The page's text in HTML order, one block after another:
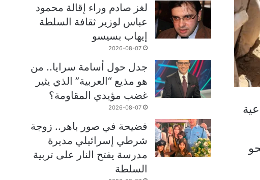
لغز صادم وراء إقالة محمود
عباس لوزير ثقافة السلطة
إيهاب بسيسو
2026-08-07
جدل حول أسامة سرايا.. من
هو مذيع “العربية” الذي يثير
غضب مؤيدي المقاومة؟
2026-08-07
فضيحة في صور باهر.. زوجة
شرطي إسرائيلي مديرة
مدرسة يفتح النار على تربية
السلطة